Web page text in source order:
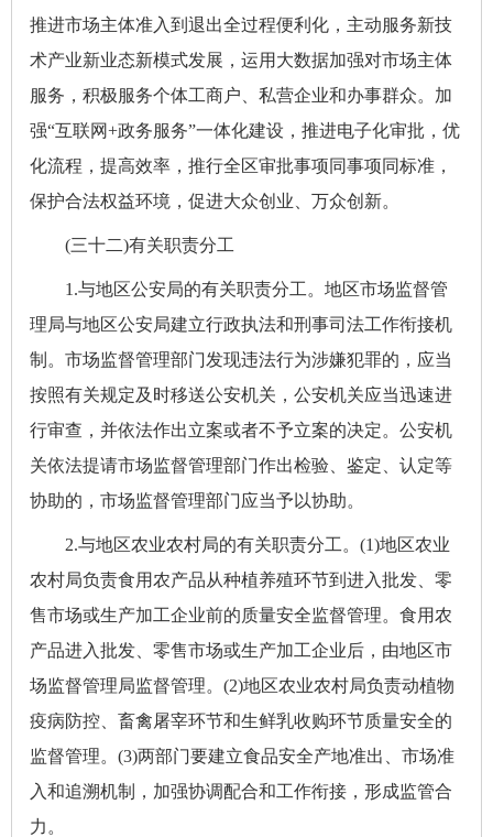
推进市场主体准入到退出全过程便利化，主动服务新技
术产业新业态新模式发展，运用大数据加强对市场主体
服务，积极服务个体工商户、私营企业和办事群众。加
强“互联网+政务服务”一体化建设，推进电子化审批，优
化流程，提高效率，推行全区审批事项同事项同标准，
保护合法权益环境，促进大众创业、万众创新。
(三十二)有关职责分工
1.与地区公安局的有关职责分工。地区市场监督管
理局与地区公安局建立行政执法和刑事司法工作衔接机
制。市场监督管理部门发现违法行为涉嫌犯罪的，应当
按照有关规定及时移送公安机关，公安机关应当迅速进
行审查，并依法作出立案或者不予立案的决定。公安机
关依法提请市场监督管理部门作出检验、鉴定、认定等
协助的，市场监督管理部门应当予以协助。
2.与地区农业农村局的有关职责分工。(1)地区农业
农村局负责食用农产品从种植养殖环节到进入批发、零
售市场或生产加工企业前的质量安全监督管理。食用农
产品进入批发、零售市场或生产加工企业后，由地区市
场监督管理局监督管理。(2)地区农业农村局负责动植物
疫病防控、畜禽屠宰环节和生鲜乳收购环节质量安全的
监督管理。(3)两部门要建立食品安全产地准出、市场准
入和追溯机制，加强协调配合和工作衔接，形成监管合
力。